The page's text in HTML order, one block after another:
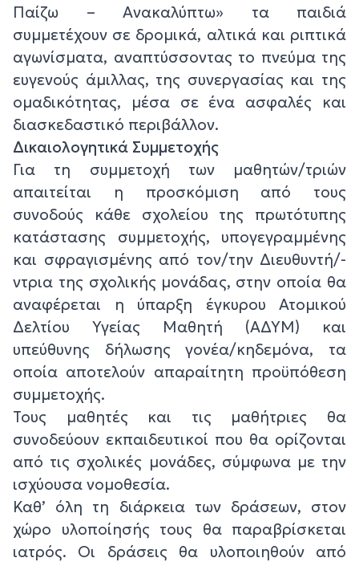
Παίζω – Ανακαλύπτω» τα παιδιά
συμμετέχουν σε δρομικά, αλτικά και ριπτικά
αγωνίσματα, αναπτύσσοντας το πνεύμα της
ευγενούς άμιλλας, της συνεργασίας και της
ομαδικότητας, μέσα σε ένα ασφαλές και
διασκεδαστικό περιβάλλον.
Δικαιολογητικά Συμμετοχής
Για τη συμμετοχή των μαθητών/τριών
απαιτείται η προσκόμιση από τους
συνοδούς κάθε σχολείου της πρωτότυπης
κατάστασης συμμετοχής, υπογεγραμμένης
και σφραγισμένης από τον/την Διευθυντή/-
ντρια της σχολικής μονάδας, στην οποία θα
αναφέρεται η ύπαρξη έγκυρου Ατομικού
Δελτίου Υγείας Μαθητή (ΑΔΥΜ) και
υπεύθυνης δήλωσης γονέα/κηδεμόνα, τα
οποία αποτελούν απαραίτητη προϋπόθεση
συμμετοχής.
Τους μαθητές και τις μαθήτριες θα
συνοδεύουν εκπαιδευτικοί που θα ορίζονται
από τις σχολικές μονάδες, σύμφωνα με την
ισχύουσα νομοθεσία.
Καθ’ όλη τη διάρκεια των δράσεων, στον
χώρο υλοποίησής τους θα παραβρίσκεται
ιατρός. Οι δράσεις θα υλοποιηθούν από